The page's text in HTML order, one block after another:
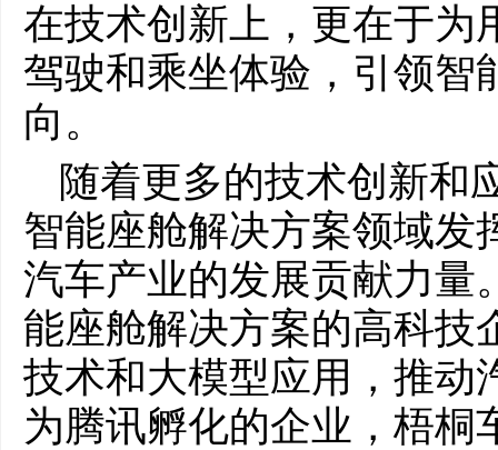
在技术创新上，更在于为
驾驶和乘坐体验，引领智
向。
随着更多的技术创新和
智能座舱解决方案领域发
汽车产业的发展贡献力量
能座舱解决方案的高科技
技术和大模型应用，推动
为腾讯孵化的企业，梧桐